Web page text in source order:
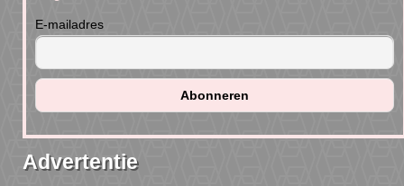
E-mailadres
Advertentie